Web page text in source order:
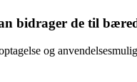
bidrager de til
og